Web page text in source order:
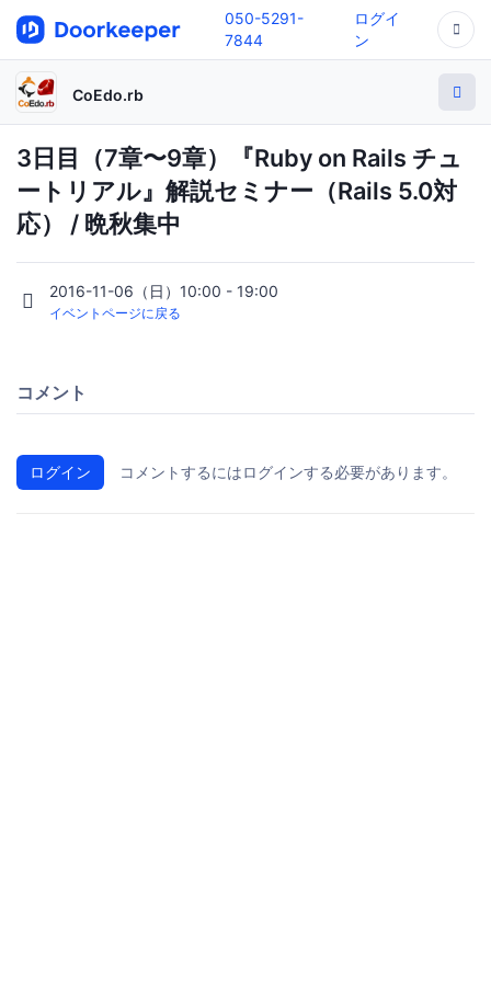
050-5291-
7844
ログイ
ン
CoEdo.rb
3日目（7章〜9章）『Ruby on Rails チュ
ートリアル』解説セミナー（Rails 5.0対
応） / 晩秋集中
2016-11-06（日）10:00 - 19:00
イベントページに戻る
コメント
ログイン コメントするにはログインする必要があります。